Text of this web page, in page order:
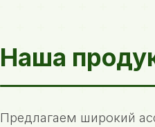
Наша
Предлагаем широкий